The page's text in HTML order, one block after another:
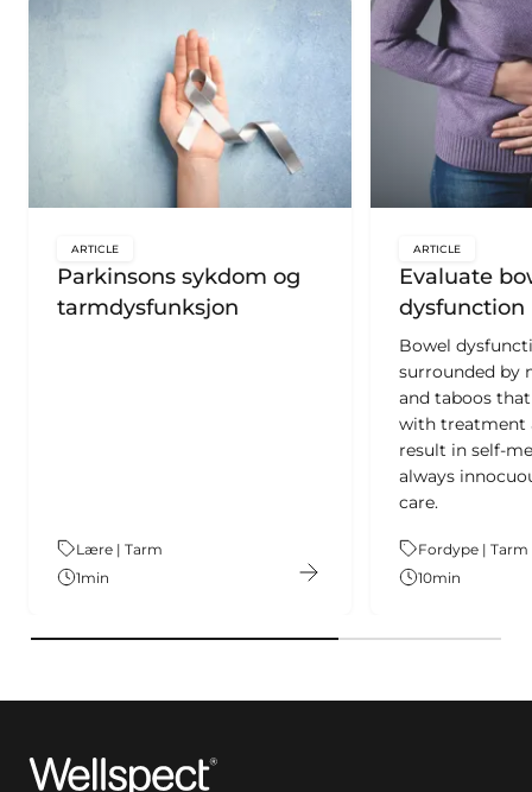
Parkinsons sykdom og
tarmdysfunksjon
key:global.content-type:
ARTICLE
Theme:
Lære | Tarm
1min
Evaluate
dysfunction
ARTICLE
Bowel
surrounded by
and taboos
with treatment
result in self-
always
care.
Theme:
Fordype | Tarm
10min
Wellspect